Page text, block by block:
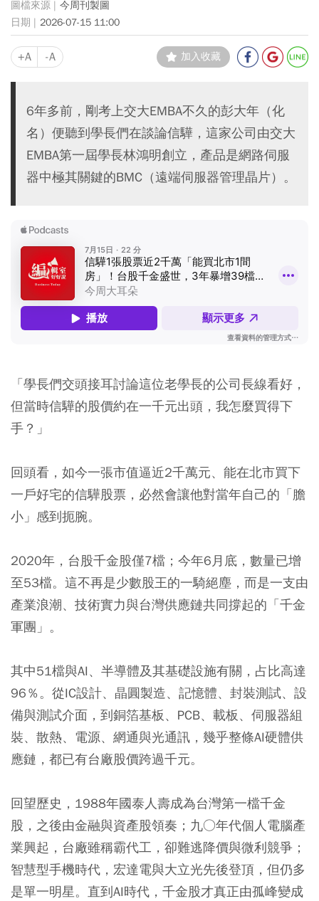
今周刊製圖
2026-07-15 11:00
+A -A 加入收藏
6年多前，剛考上交大EMBA不久的彭大年（化
名）便聽到學長們在談論信驊，這家公司由交大
EMBA第一屆學長林鴻明創立，產品是網路伺服
器中極其關鍵的BMC（遠端伺服器管理晶片）。
「學長們交頭接耳討論這位老學長的公司長線看好，
但當時信驊的股價約在一千元出頭，我怎麼買得下
手？」
回頭看，如今一張市值逼近2千萬元、能在北市買下
一戶好宅的信驊股票，必然會讓他對當年自己的「膽
小」感到扼腕。
2020年，台股千金股僅7檔；今年6月底，數量已增
至53檔。這不再是少數股王的一騎絕塵，而是一支由
產業浪潮、技術實力與台灣供應鏈共同撐起的「千金
軍團」。
其中51檔與AI、半導體及其基礎設施有關，占比高達
96％。從IC設計、晶圓製造、記憶體、封裝測試、設
備與測試介面，到銅箔基板、PCB、載板、伺服器組
裝、散熱、電源、網通與光通訊，幾乎整條AI硬體供
應鏈，都已有台廠股價跨過千元。
回望歷史，1988年國泰人壽成為台灣第一檔千金
股，之後由金融與資產股領奏；九○年代個人電腦產
業興起，台廠雖稱霸代工，卻難逃降價與微利競爭；
智慧型手機時代，宏達電與大立光先後登頂，但仍多
是單一明星。直到AI時代，千金股才真正由孤峰變成